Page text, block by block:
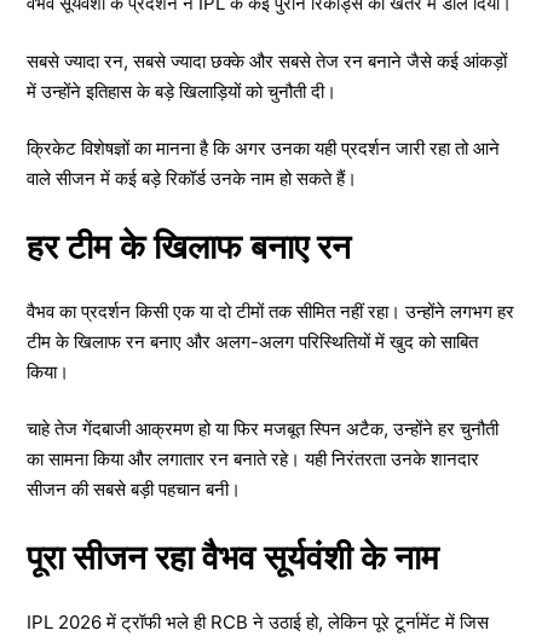
सबसे ज्यादा रन, सबसे ज्यादा छक्के और सबसे तेज रन बनाने जैसे कई आंकड़ों
में उन्होंने इतिहास के बड़े खिलाड़ियों को चुनौती दी।
क्रिकेट विशेषज्ञों का मानना है कि अगर उनका यही प्रदर्शन जारी रहा तो आने
वाले सीजन में कई बड़े रिकॉर्ड उनके नाम हो सकते हैं।
हर टीम के खिलाफ बनाए रन
वैभव का प्रदर्शन किसी एक या दो टीमों तक सीमित नहीं रहा। उन्होंने लगभग हर
टीम के खिलाफ रन बनाए और अलग-अलग परिस्थितियों में खुद को साबित
किया।
चाहे तेज गेंदबाजी आक्रमण हो या फिर मजबूत स्पिन अटैक, उन्होंने हर चुनौती
का सामना किया और लगातार रन बनाते रहे। यही निरंतरता उनके शानदार
सीजन की सबसे बड़ी पहचान बनी।
पूरा सीजन रहा वैभव सूर्यवंशी के नाम
IPL 2026 में ट्रॉफी भले ही RCB ने उठाई हो, लेकिन पूरे टूर्नामेंट में जिस